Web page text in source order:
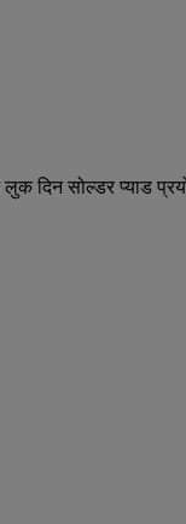
सोल्डर प्याड